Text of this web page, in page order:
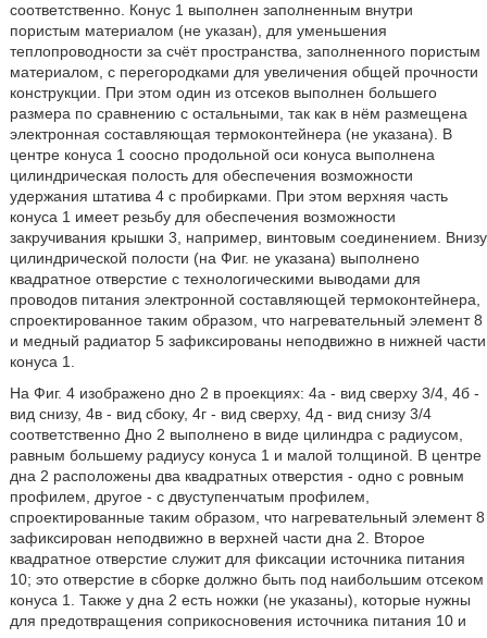
соответственно. Конус 1 выполнен заполненным внутри
пористым материалом (не указан), для уменьшения
теплопроводности за счёт пространства, заполненного пористым
материалом, с перегородками для увеличения общей прочности
конструкции. При этом один из отсеков выполнен большего
размера по сравнению с остальными, так как в нём размещена
электронная составляющая термоконтейнера (не указана). В
центре конуса 1 соосно продольной оси конуса выполнена
цилиндрическая полость для обеспечения возможности
удержания штатива 4 с пробирками. При этом верхняя часть
конуса 1 имеет резьбу для обеспечения возможности
закручивания крышки 3, например, винтовым соединением. Внизу
цилиндрической полости (на Фиг. не указана) выполнено
квадратное отверстие с технологическими выводами для
проводов питания электронной составляющей термоконтейнера,
спроектированное таким образом, что нагревательный элемент 8
и медный радиатор 5 зафиксированы неподвижно в нижней части
конуса 1.
На Фиг. 4 изображено дно 2 в проекциях: 4а - вид сверху 3/4, 4б -
вид снизу, 4в - вид сбоку, 4г - вид сверху, 4д - вид снизу 3/4
соответственно Дно 2 выполнено в виде цилиндра с радиусом,
равным большему радиусу конуса 1 и малой толщиной. В центре
дна 2 расположены два квадратных отверстия - одно с ровным
профилем, другое - с двуступенчатым профилем,
спроектированные таким образом, что нагревательный элемент 8
зафиксирован неподвижно в верхней части дна 2. Второе
квадратное отверстие служит для фиксации источника питания
10; это отверстие в сборке должно быть под наибольшим отсеком
конуса 1. Также у дна 2 есть ножки (не указаны), которые нужны
для предотвращения соприкосновения источника питания 10 и